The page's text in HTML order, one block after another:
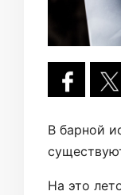
В барной
На это